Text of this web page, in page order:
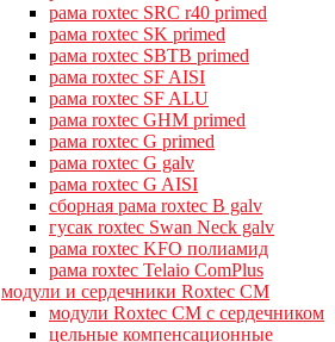
рама roxtec SRC r40 primed
рама roxtec SK primed
рама roxtec SBTB primed
рама roxtec SF AISI
рама roxtec SF ALU
рама roxtec GHM primed
рама roxtec G primed
рама roxtec G galv
рама roxtec G AISI
сборная рама roxtec B galv
гусак roxtec Swan Neck galv
рама roxtec KFO полиамид
рама roxtec Telaio ComPlus
модули и сердечники Roxtec CM
модули Roxtec CM с сердечником
цельные компенсационные